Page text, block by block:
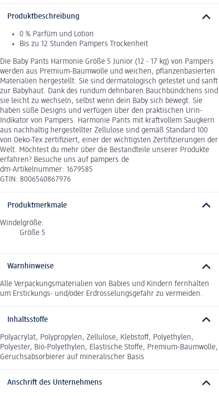
Produktbeschreibung
0 % Parfüm und Lotion
Bis zu 12 Stunden Pampers Trockenheit
Die Baby Pants Harmonie Größe 5 Junior (12 - 17 kg) von Pampers
werden aus Premium-Baumwolle und weichen, pflanzenbasierten
Materialien hergestellt. Sie sind dermatologisch getestet und sanft
zur Babyhaut. Dank des rundum dehnbaren Bauchbündchens sind
sie leicht zu wechseln, selbst wenn dein Baby sich bewegt. Sie
haben süße Designs und verfügen über den praktischen Urin-
Indikator von Pampers. Harmonie Pants mit kraftvollem Saugkern
aus nachhaltig hergestellter Zellulose sind gemäß Standard 100
von Oeko-Tex zertifiziert, einer der wichtigsten Zertifizierungen der
Welt. Möchtest du mehr über die Bestandteile unserer Produkte
erfahren? Besuche uns auf pampers.de
dm-Artikelnummer: 1679585
GTIN: 8006540867976
Produktmerkmale
Windelgröße:
Größe 5
Warnhinweise
Alle Verpackungsmaterialien von Babies und Kindern fernhalten
um Erstickungs- und/oder Erdrosselungsgefahr zu vermeiden.
Inhaltsstoffe
Polyacrylat, Polypropylen, Zellulose, Klebstoff, Polyethylen,
Polyester, Bio-Polyethylen, Elastische Stoffe, Premium-Baumwolle,
Geruchsabsorbierer auf mineralischer Basis
Anschrift des Unternehmens